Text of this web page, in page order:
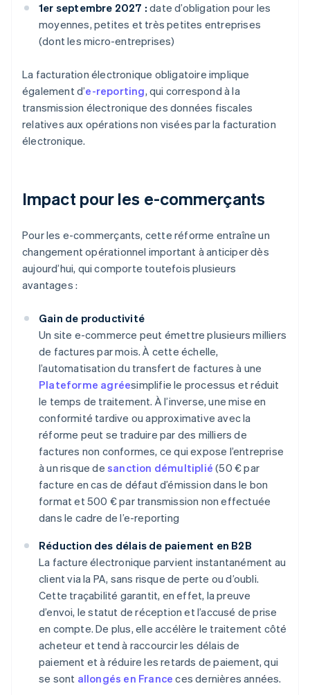
1er septembre 2027 : date d’obligation pour les
moyennes, petites et très petites entreprises
(dont les micro-entreprises)
La facturation électronique obligatoire implique
également d’e-reporting, qui correspond à la
transmission électronique des données fiscales
relatives aux opérations non visées par la facturation
électronique.
Impact pour les e-commerçants
Pour les e-commerçants, cette réforme entraîne un
changement opérationnel important à anticiper dès
aujourd’hui, qui comporte toutefois plusieurs
avantages :
Gain de productivité
Un site e-commerce peut émettre plusieurs milliers
de factures par mois. À cette échelle,
l’automatisation du transfert de factures à une
Plateforme agréesimplifie le processus et réduit
le temps de traitement. À l’inverse, une mise en
conformité tardive ou approximative avec la
réforme peut se traduire par des milliers de
factures non conformes, ce qui expose l’entreprise
à un risque de sanction démultiplié (50 € par
facture en cas de défaut d’émission dans le bon
format et 500 € par transmission non effectuée
dans le cadre de l’e-reporting
Réduction des délais de paiement en B2B
La facture électronique parvient instantanément au
client via la PA, sans risque de perte ou d’oubli.
Cette traçabilité garantit, en effet, la preuve
d’envoi, le statut de réception et l’accusé de prise
en compte. De plus, elle accélère le traitement côté
acheteur et tend à raccourcir les délais de
paiement et à réduire les retards de paiement, qui
se sont allongés en France ces dernières années.